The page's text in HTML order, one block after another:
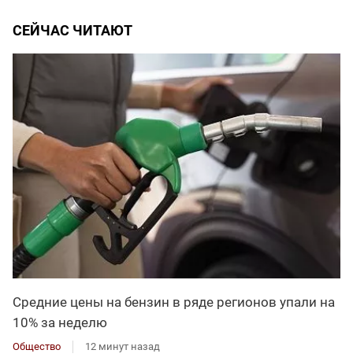
СЕЙЧАС ЧИТАЮТ
Средние цены на бензин в ряде регионов упали на
10% за неделю
Общество 12 минут назад